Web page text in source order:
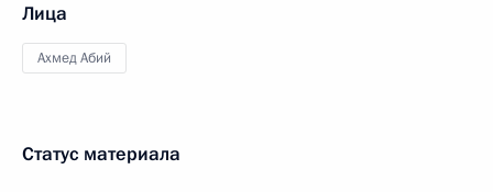
Лица
Ахмед Абий
Статус материала